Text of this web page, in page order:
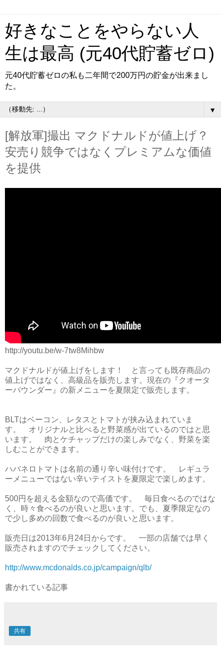
好きなことをやらない人
生は最高 (元40代貯蓄ゼロ)
元40代貯蓄ゼロの私も二年間で200万円の貯金が出来まし
た。
▼
[解放軍]撮出 マクドナルドが値上げ？
安売り競争ではなくプレミアムな価値
を提供
http://youtu.be/w-7tw8Mihbw
マクドナルドが値上げをします！ と言っても既存商品の
値上げではなく、高級品を販売します。現在の『クオータ
ーパウンダー』の新メニューを夏限定で販売します。
BLTはベーコン、レタスとトマトが挟み込まれていま
す。 オリジナルと比べると野菜感が出ているのではと思
います。 肉とケチャップだけの楽しみでなく、野菜を楽
しむことができます。
ハバネロトマトは名前の通り辛い味付けです。 レギュラ
ーメニューではない辛いテイストを夏限定で楽しめます。
500円を超える金額なので高価です。 毎日食べるのではな
く、時々食べるのが良いと思います。でも、夏季限定なの
で少し多めの回数で食べるのが良いと思います。
販売日は2013年6月24日からです。 一部の店舗では早く
販売されますのでチェックしてください。
http://www.mcdonalds.co.jp/campaign/qlb/
書かれている記事
共有